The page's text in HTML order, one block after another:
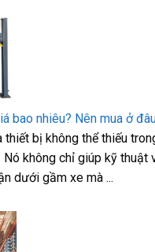
bao nhiêu? Nên mua ở
thiết bị không thể thiếu
không chỉ giúp kỹ thuật
dưới gầm xe mà ...